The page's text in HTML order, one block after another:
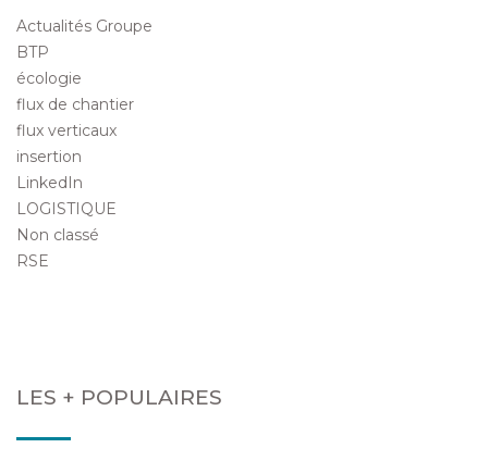
Actualités Groupe
BTP
écologie
flux de chantier
flux verticaux
insertion
LinkedIn
LOGISTIQUE
Non classé
RSE
LES + POPULAIRES